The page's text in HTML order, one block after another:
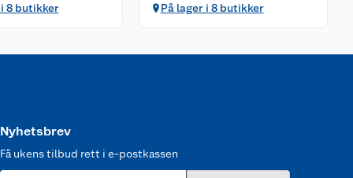
8 butikker
På lager i 8 butikker
Nyhetsbrev
Få ukens tilbud rett i e-postkassen